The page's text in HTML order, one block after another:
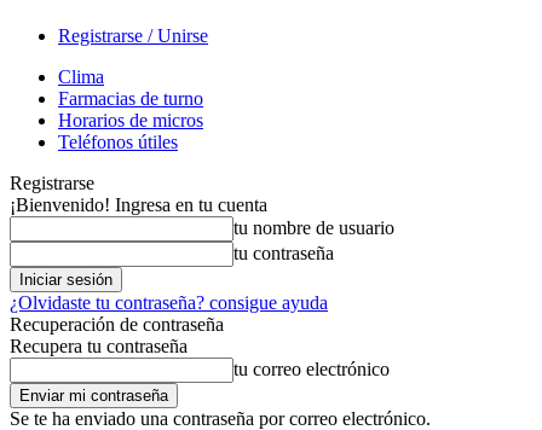
Registrarse / Unirse
Clima
Farmacias de turno
Horarios de micros
Teléfonos útiles
Registrarse
¡Bienvenido! Ingresa en tu cuenta
tu nombre de usuario
tu contraseña
¿Olvidaste tu contraseña? consigue ayuda
Recuperación de contraseña
Recupera tu contraseña
tu correo electrónico
Se te ha enviado una contraseña por correo electrónico.